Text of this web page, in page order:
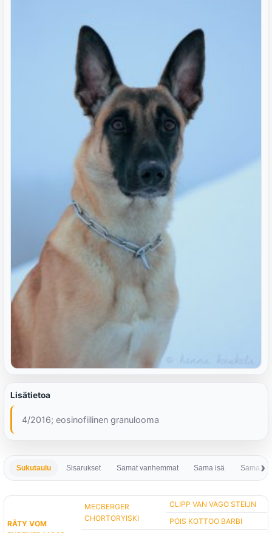
Lisätietoa
4/2016; eosinofiilinen granulooma
Sukutaulu Sisarukset Samat vanhemmat Sama isä Sama
RÄTY VOM
MECBERGER
CHORTORYISKI
CLIPP VAN VAGO STEIJN
POIS KOTTOO BARBI